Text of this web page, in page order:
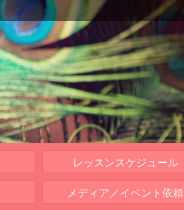
レッスンスケジュール
メディア／イベント依頼